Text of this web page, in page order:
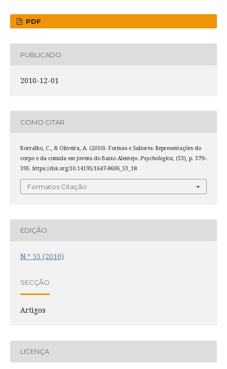
PDF
PUBLICADO
2010-12-01
COMO CITAR
Borralho, C., & Oliveira, A. (2010). Formas e Sabores: Representações do
corpo e da comida em jovens do Baixo Alentejo. Psychologica, (53), p. 379–
395. https://doi.org/10.14195/1647-8606_53_18
Formatos Citação
EDIÇÃO
N.º 53 (2010)
SECÇÃO
Artigos
LICENÇA